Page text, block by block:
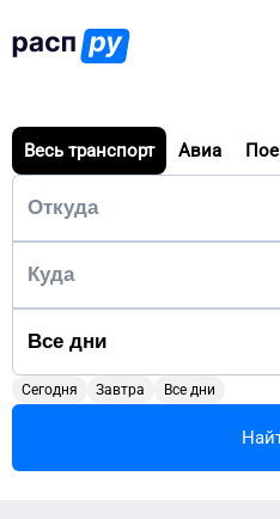
Весь транспорт Авиа
Сегодня Завтра Все дни